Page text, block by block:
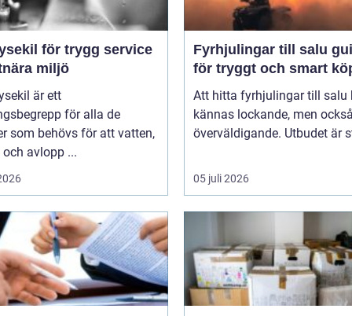
för trygg service
miljö
är ett
för alla de
som behövs för att vatten,
avlopp ...
Fyrhjulingar till salu guide
för tryggt och smart
Att hitta fyrhjulingar till salu
kännas lockande, men
överväldigande. Utbudet är
05 juli 2026